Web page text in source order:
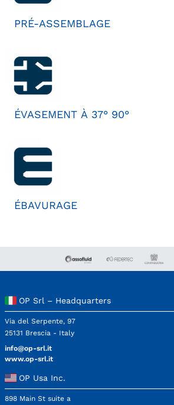
PRÉ-ASSEMBLAGE
ÉVASEMENT À 37° 90°
ÉBAVURAGE
OP Srl – Headquarters
Via del Serpente, 97
25131 Brescia - Italy
info@op-srl.it
www.op-srl.it
OP Usa Inc.
898 Main St suite a